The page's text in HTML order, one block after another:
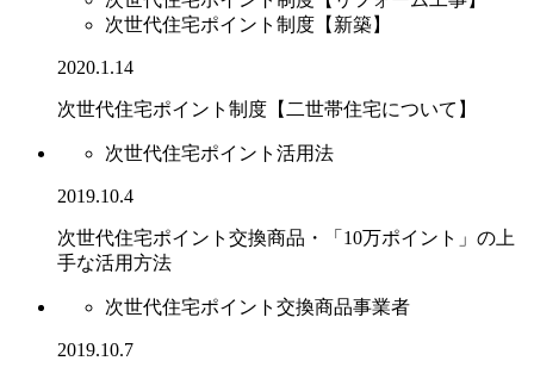
次世代住宅ポイント制度【新築】
2020.1.14
次世代住宅ポイント制度【二世帯住宅について】
次世代住宅ポイント活用法
2019.10.4
次世代住宅ポイント交換商品・「10万ポイント」の上
手な活用方法
次世代住宅ポイント交換商品事業者
2019.10.7